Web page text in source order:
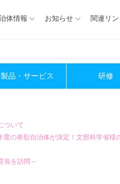
体情報 お知らせ 関連リン
製品・サービス 研修
ついて
の表彰自治体が決定！文部科学省様
長を訪問～